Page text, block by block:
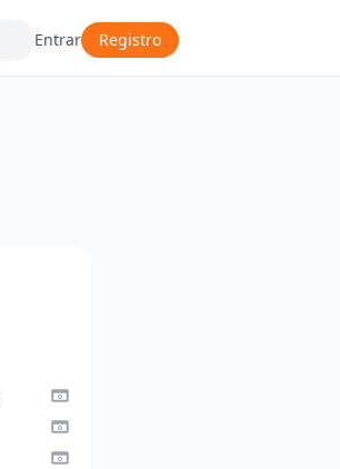
Entrar Registro